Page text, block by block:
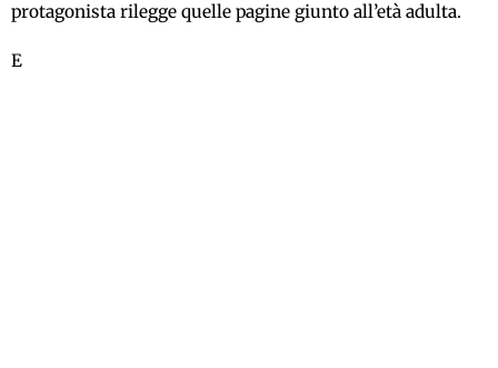
protagonista rilegge quelle pagine giunto all’età adulta.
E